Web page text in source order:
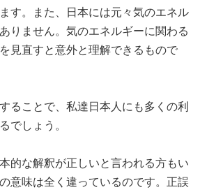
す。また、日本には元々気のエネル
りません。気のエネルギーに関わる
見直すと意外と理解できるもので
ることで、私達日本人にも多くの利
でしょう。
的な解釈が正しいと言われる方もい
意味は全く違っているのです。正誤